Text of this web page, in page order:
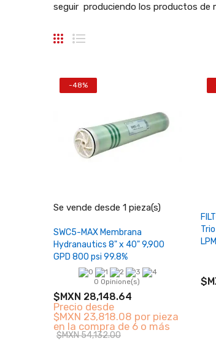
seguir produciendo los productos de
-48%
Se vende desde 1 pieza(s)
− +
Añadir al carrito
SWC5-MAX Membrana
Hydranautics 8" x 40" 9,900
GPD 800 psi 99.8%
0 Opinione(s)
$MXN 28,148.64
Precio desde
$MXN 23,818.08 por pieza
en la compra de 6 o más
$MXN 54,132.00
LPM